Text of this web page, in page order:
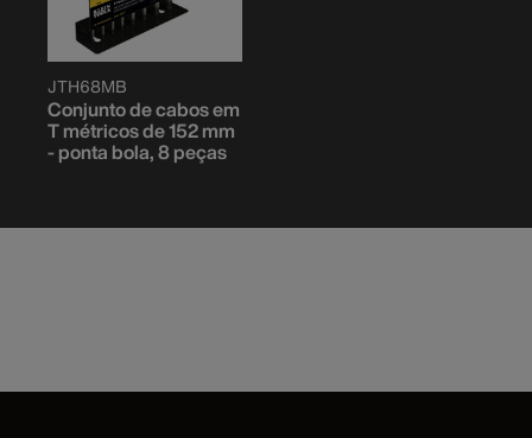
JTH68MB
Conjunto de cabos em
T métricos de 152 mm
- ponta bola, 8 peças